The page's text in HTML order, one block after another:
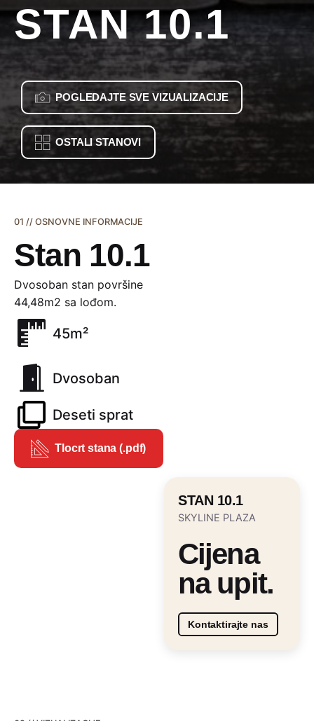
STAN 10.1
POGLEDAJTE SVE VIZUALIZACIJE
OSTALI STANOVI
01 // OSNOVNE INFORMACIJE
Stan 10.1
Dvosoban stan površine
44,48m2 sa lođom.
45m²
Dvosoban
Deseti sprat
Tlocrt stana (.pdf)
STAN 10.1
SKYLINE PLAZA
Cijena
na upit.
Kontaktirajte nas